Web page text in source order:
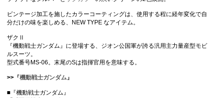
ビンテージ加工を施したカラーコーティングは、使用する程に経年変化で自
分だけの味を楽しめる、NEW TYPE なアイテム。
ザクⅡ
『機動戦士ガンダム』に登場する、ジオン公国軍が誇る汎用主力量産型モビ
ルスーツ。
型式番号MS-06。末尾のSは指揮官用を意味する。
>> 『機動戦士ガンダム』
■『機動戦士ガンダム』